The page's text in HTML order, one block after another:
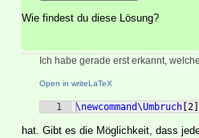
Wie findest du diese Lösung?
Ich habe gerade erst erkannt,
Open in writeLaTeX
1 \newcommand\Umbruch 2
hat. Gibt es die Möglichkeit, dass